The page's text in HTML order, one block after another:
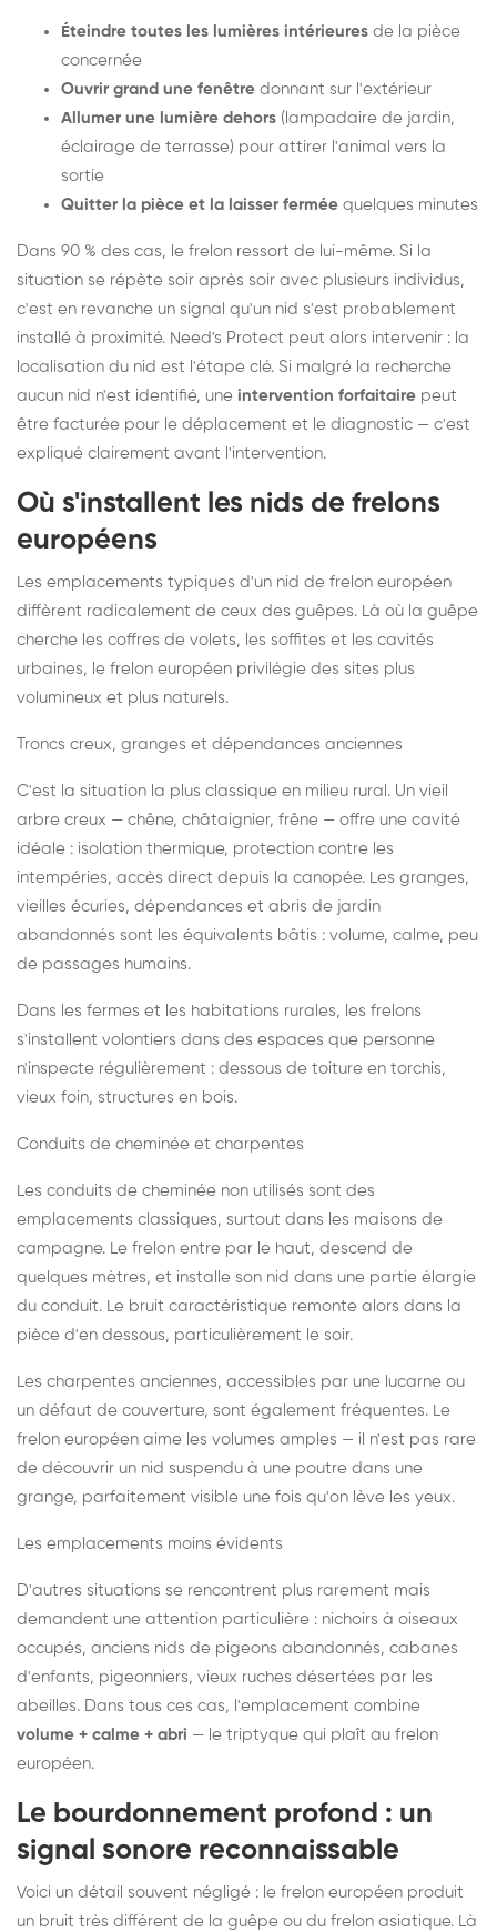
Éteindre toutes les lumières intérieures de la pièce
concernée
Ouvrir grand une fenêtre donnant sur l'extérieur
Allumer une lumière dehors (lampadaire de jardin,
éclairage de terrasse) pour attirer l'animal vers la
sortie
Quitter la pièce et la laisser fermée quelques minutes
Dans 90 % des cas, le frelon ressort de lui-même. Si la
situation se répète soir après soir avec plusieurs individus,
c'est en revanche un signal qu'un nid s'est probablement
installé à proximité. Need's Protect peut alors intervenir : la
localisation du nid est l'étape clé. Si malgré la recherche
aucun nid n'est identifié, une intervention forfaitaire peut
être facturée pour le déplacement et le diagnostic — c'est
expliqué clairement avant l'intervention.
Où s'installent les nids de frelons
européens
Les emplacements typiques d'un nid de frelon européen
diffèrent radicalement de ceux des guêpes. Là où la guêpe
cherche les coffres de volets, les soffites et les cavités
urbaines, le frelon européen privilégie des sites plus
volumineux et plus naturels.
Troncs creux, granges et dépendances anciennes
C'est la situation la plus classique en milieu rural. Un vieil
arbre creux — chêne, châtaignier, frêne — offre une cavité
idéale : isolation thermique, protection contre les
intempéries, accès direct depuis la canopée. Les granges,
vieilles écuries, dépendances et abris de jardin
abandonnés sont les équivalents bâtis : volume, calme, peu
de passages humains.
Dans les fermes et les habitations rurales, les frelons
s'installent volontiers dans des espaces que personne
n'inspecte régulièrement : dessous de toiture en torchis,
vieux foin, structures en bois.
Conduits de cheminée et charpentes
Les conduits de cheminée non utilisés sont des
emplacements classiques, surtout dans les maisons de
campagne. Le frelon entre par le haut, descend de
quelques mètres, et installe son nid dans une partie élargie
du conduit. Le bruit caractéristique remonte alors dans la
pièce d'en dessous, particulièrement le soir.
Les charpentes anciennes, accessibles par une lucarne ou
un défaut de couverture, sont également fréquentes. Le
frelon européen aime les volumes amples — il n'est pas rare
de découvrir un nid suspendu à une poutre dans une
grange, parfaitement visible une fois qu'on lève les yeux.
Les emplacements moins évidents
D'autres situations se rencontrent plus rarement mais
demandent une attention particulière : nichoirs à oiseaux
occupés, anciens nids de pigeons abandonnés, cabanes
d'enfants, pigeonniers, vieux ruches désertées par les
abeilles. Dans tous ces cas, l'emplacement combine
volume + calme + abri — le triptyque qui plaît au frelon
européen.
Le bourdonnement profond : un
signal sonore reconnaissable
Voici un détail souvent négligé : le frelon européen produit
un bruit très différent de la guêpe ou du frelon asiatique. Là